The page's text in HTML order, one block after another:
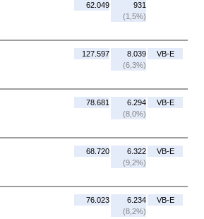
62.049
931
(1,5%)
127.597
8.039
(6,3%)
VB-E
78.681
6.294
(8,0%)
VB-E
68.720
6.322
(9,2%)
VB-E
76.023
6.234
(8,2%)
VB-E